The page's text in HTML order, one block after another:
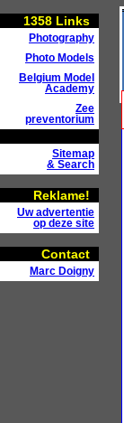
1358 Links
Photography
Photo Models
Belgium Model
Academy
Zee
preventorium
Sitemap
& Search
Reklame!
Uw advertentie
op deze site
Contact
Marc Doigny